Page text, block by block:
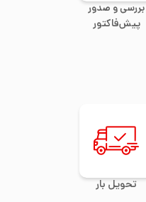
بررسی و صدور
پیش‌فاکتور
تحویل بار